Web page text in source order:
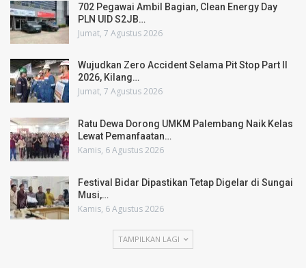
702 Pegawai Ambil Bagian, Clean Energy Day
PLN UID S2JB…
Jumat, 7 Agustus 2026
Wujudkan Zero Accident Selama Pit Stop Part II
2026, Kilang…
Jumat, 7 Agustus 2026
Ratu Dewa Dorong UMKM Palembang Naik Kelas
Lewat Pemanfaatan…
Kamis, 6 Agustus 2026
Festival Bidar Dipastikan Tetap Digelar di Sungai
Musi,…
Kamis, 6 Agustus 2026
TAMPILKAN LAGI